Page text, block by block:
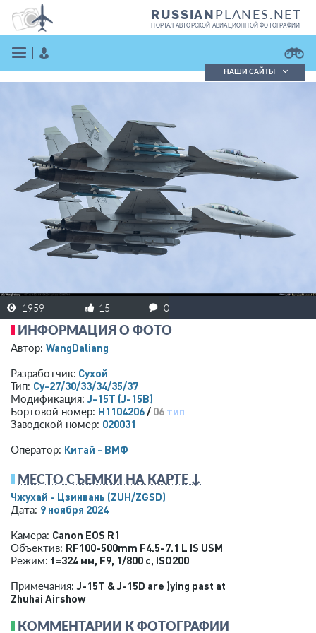
RUSSIANPLANES.NET
ПОРТАЛ АВТОРСКОЙ АВИАЦИОННОЙ ФОТОГРАФИИ
ВОЙТИ
Кратко
Подробно
НАШИ САЙТЫ
1959 15 0
ИНФОРМАЦИЯ О ФОТО
Автор: WangDaliang
Разработчик: Сухой
Тип: Су-27/30/33/34/35/37
Модификация: J-15T (J-15B)
Бортовой номер: H1104206/ 06 тип
Заводской номер: 020031
Оператор: Китай - ВМФ
МЕСТО СЪЕМКИ НА КАРТЕ ↓
Чжухай - Цзинвань (ZUH/ZGSD)
Дата: 9 ноября 2024
Камера: Canon EOS R1
Объектив: RF100-500mm F4.5-7.1 L IS USM
Режим: f=324 мм, F9, 1/800 с, ISO200
Примечания: J-15T & J-15D are flying past at
Zhuhai Airshow
КОММЕНТАРИИ К ФОТОГРАФИИ